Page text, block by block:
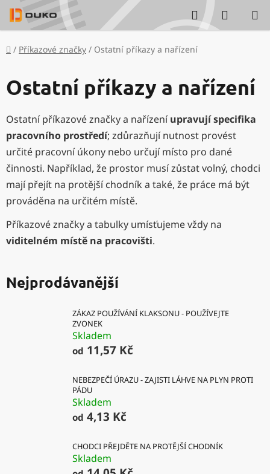
Přejít
na
obsah
Hledat
KOŠÍK
Domů
/ Příkazové značky / Ostatní příkazy a nařízení
Ostatní příkazy a nařízení
Ostatní příkazové značky a nařízení upravují specifika
pracovního prostředí; zdůrazňují nutnost provést
určité pracovní úkony nebo určují místo pro dané
činnosti. Například, že prostor musí zůstat volný, chodci
mají přejít na protější chodník a také, že práce má být
prováděna na určitém místě.
Příkazové značky a tabulky umísťujeme vždy na
viditelném místě na pracovišti.
Nejprodávanější
ZÁKAZ POUŽÍVÁNÍ KLAKSONU - POUŽÍVEJTE
ZVONEK
Skladem
od 11,57 Kč
NEBEZPEČÍ ÚRAZU - ZAJISTI LÁHVE NA PLYN PROTI
PÁDU
Skladem
od 4,13 Kč
CHODCI PŘEJDĚTE NA PROTĚJŠÍ CHODNÍK
Skladem